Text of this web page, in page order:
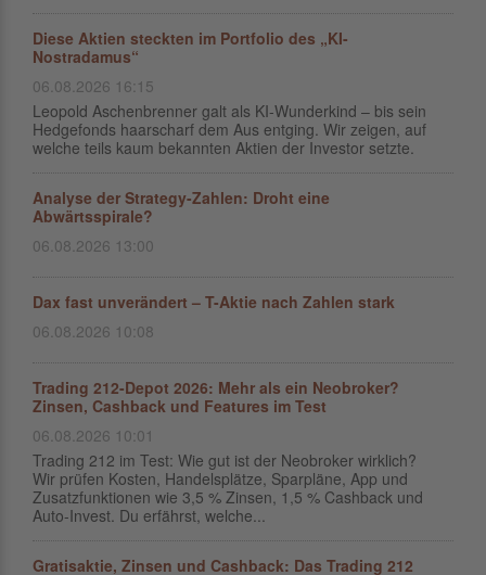
Diese Aktien steckten im Portfolio des „KI-
Nostradamus“
06.08.2026 16:15
Leopold Aschenbrenner galt als KI-Wunderkind – bis sein
Hedgefonds haarscharf dem Aus entging. Wir zeigen, auf
welche teils kaum bekannten Aktien der Investor setzte.
Analyse der Strategy-Zahlen: Droht eine
Abwärtsspirale?
06.08.2026 13:00
Dax fast unverändert – T-Aktie nach Zahlen stark
06.08.2026 10:08
Trading 212-Depot 2026: Mehr als ein Neobroker?
Zinsen, Cashback und Features im Test
06.08.2026 10:01
Trading 212 im Test: Wie gut ist der Neobroker wirklich?
Wir prüfen Kosten, Handelsplätze, Sparpläne, App und
Zusatzfunktionen wie 3,5 % Zinsen, 1,5 % Cashback und
Auto-Invest. Du erfährst, welche...
Gratisaktie, Zinsen und Cashback: Das Trading 212